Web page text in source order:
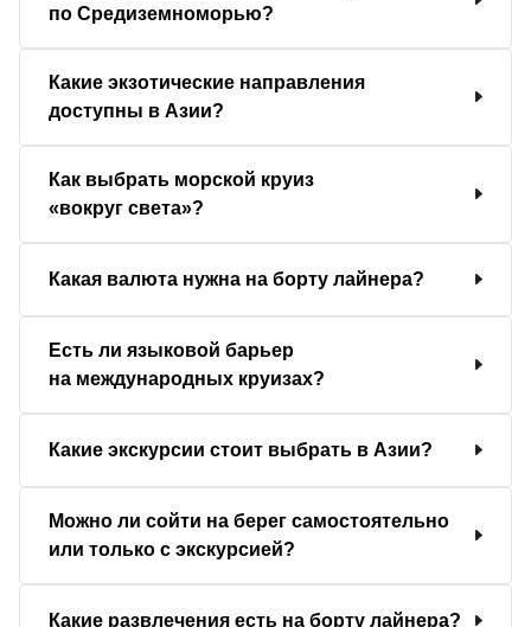
по Средиземноморью?
Какие экзотические направления
доступны в Азии?
Как выбрать морской круиз
«вокруг света»?
Какая валюта нужна на борту лайнера?
Есть ли языковой барьер
на международных круизах?
Какие экскурсии стоит выбрать в Азии?
Можно ли сойти на берег самостоятельно
или только с экскурсией?
Какие развлечения есть на борту лайнера?